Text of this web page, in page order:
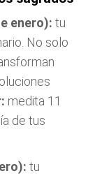
enero): tu
No solo
medita 11
de tus
tu